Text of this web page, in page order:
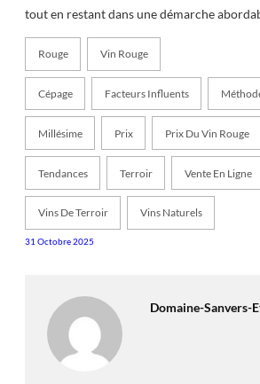
tout en restant dans une démarche
Rouge Vin Rouge
Cépage Facteurs Influents
Millésime Prix Prix Du Vin Rouge
Tendances Terroir Vente En Ligne
Vins De Terroir Vins Naturels
31 Octobre 2025
Domaine-Sanvers-